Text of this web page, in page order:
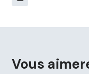
Vous